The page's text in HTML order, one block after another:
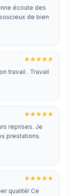
écoute des
de bien
travail . Travail
reprises. Je
prestations.
qualité! Ce